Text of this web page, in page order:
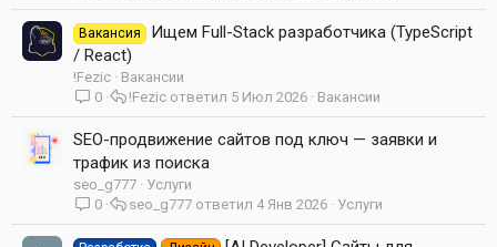
Вакансия
Ищем Full-Stack разработчика (TypeScript
/ React)
!Fezic
Вакансии
0
Вакансии
5 Июл 2026
!Fezic
SEO-продвижение сайтов под ключ — заявки и
трафик из поиска
seo_g777
Услуги
0
Услуги
4 Янв 2026
seo_g777